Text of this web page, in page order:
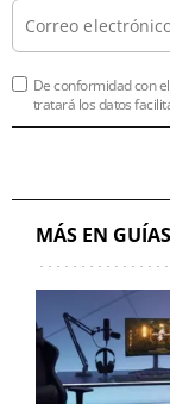
De conformidad con el
tratará los datos
MÁS EN